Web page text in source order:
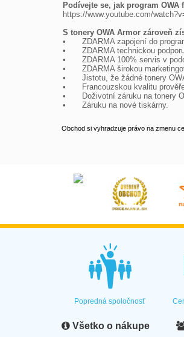
Podívejte se, jak program OWA
https://www.youtube.com/
S tonery OWA Armor zároveň
•	ZDARMA zapojení do programu odběru vypsaných tonerů včetně získání tzv. materiálového reportu – šetříte životní prostředí.
•	ZDARMA technickou podporu na zákaznické lince 800 157 928.
•	ZDARMA 100% servis v podobě sítě specializovaných firem s operativním výjezdem technika na místo do 48 hodin.
•	ZDARMA širokou marketingovou podporu pro partnery
•	Jistotu, že žádné tonery OWA ARMOR neporušují patenty a jsou zdravotně nezávadné.
•	Francouzskou kvalitu prověřenou mezinárodními certifikáty.
•	Doživotní záruku na tonery OWA ARMOR.
•	Záruku na nové tiskárny.
Obchod si vyhradzuje právo na zmenu
Popredná spoločnosť
Všetko o nákupe